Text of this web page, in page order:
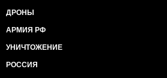
ДРОНЫ
АРМИЯ РФ
УНИЧТОЖЕНИЕ
РОССИЯ